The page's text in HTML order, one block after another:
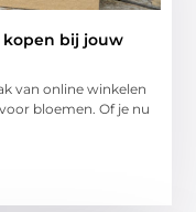
kopen bij jouw
van online winkelen
bloemen. Of je nu